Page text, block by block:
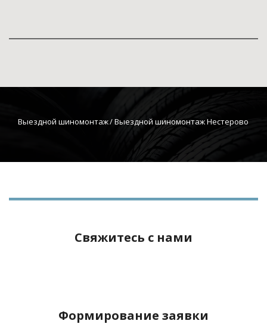
Выездной шиномонтаж / Выездной шиномонтаж Нестерово
Свяжитесь с нами
Формирование заявки